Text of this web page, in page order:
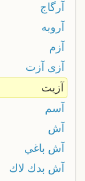
آرگاج
آروبه
آزم
آزى آزت
آزيت
آسم
آش
آش باغي
آش بدك لاك